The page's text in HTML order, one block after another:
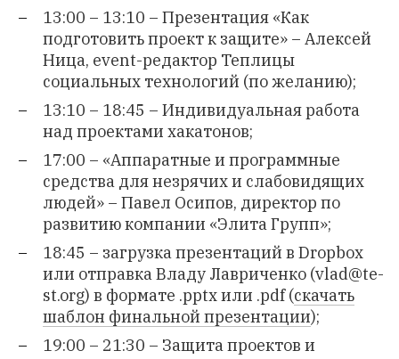
13:00 – 13:10 – Презентация «Как
подготовить проект к защите» – Алексей
Ница, event-редактор Теплицы
социальных технологий (по желанию);
13:10 – 18:45 – Индивидуальная работа
над проектами хакатонов;
17:00 – «Аппаратные и программные
средства для незрячих и слабовидящих
людей» – Павел Осипов, директор по
развитию компании «Элита Групп»;
18:45 – загрузка презентаций в Dropbox
или отправка Владу Лавриченко (vlad@te-
st.org) в формате .pptx или .pdf (скачать
шаблон финальной презентации);
19:00 – 21:30 – Защита проектов и